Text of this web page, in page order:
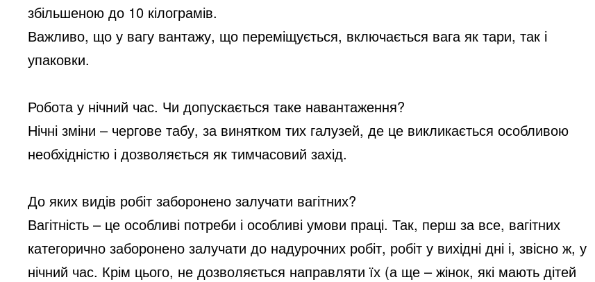
збільшеною до 10 кілограмів.
Важливо, що у вагу вантажу, що переміщується, включається вага як тари, так і
упаковки.
Робота у нічний час. Чи допускається таке навантаження?
Нічні зміни – чергове табу, за винятком тих галузей, де це викликається особливою
необхідністю і дозволяється як тимчасовий захід.
До яких видів робіт заборонено залучати вагітних?
Вагітність – це особливі потреби і особливі умови праці. Так, перш за все, вагітних
категорично заборонено залучати до надурочних робіт, робіт у вихідні дні і, звісно ж, у
нічний час. Крім цього, не дозволяється направляти їх (а ще – жінок, які мають дітей